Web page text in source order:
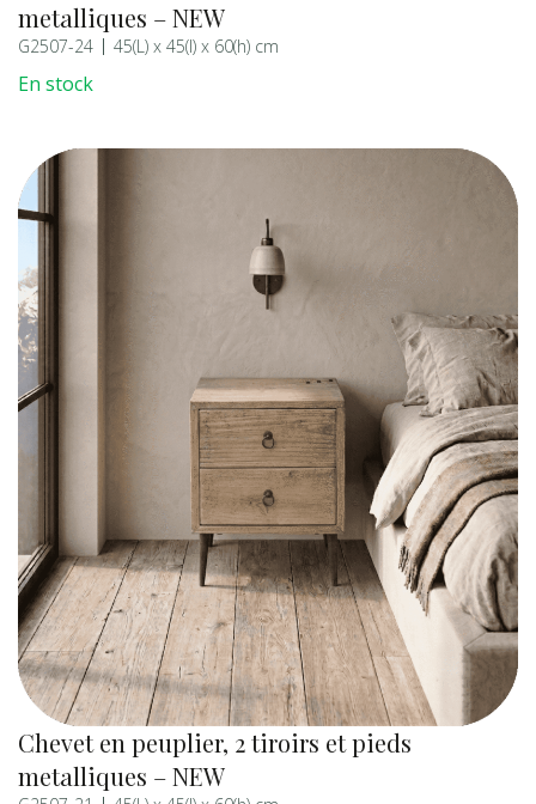
metalliques – NEW
G2507-24 45(L) x 45(l) x 60(h) cm
En stock
Chevet en peuplier, 2 tiroirs et pieds
metalliques – NEW